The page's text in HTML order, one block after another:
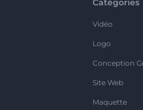
Catégories
Vidéo
Logo
Conception
Site Web
Maquette